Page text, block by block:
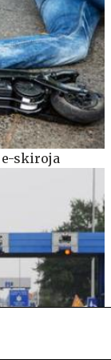
skiroja